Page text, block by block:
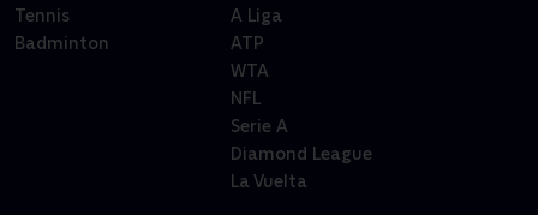
Tennis
Badminton
A Liga
ATP
WTA
NFL
Serie A
Diamond League
La Vuelta